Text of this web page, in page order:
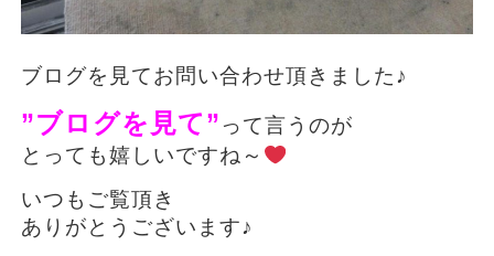
ブログを見てお問い合わせ頂きました♪
”ブログを見て” って言うのが
とっても嬉しいですね～
いつもご覧頂き
ありがとうございます♪